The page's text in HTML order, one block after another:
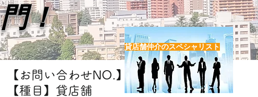
【お問い合わせNO.】H7627
【種目】貸店舗
門！
貸店舗仲介のスペシャリスト